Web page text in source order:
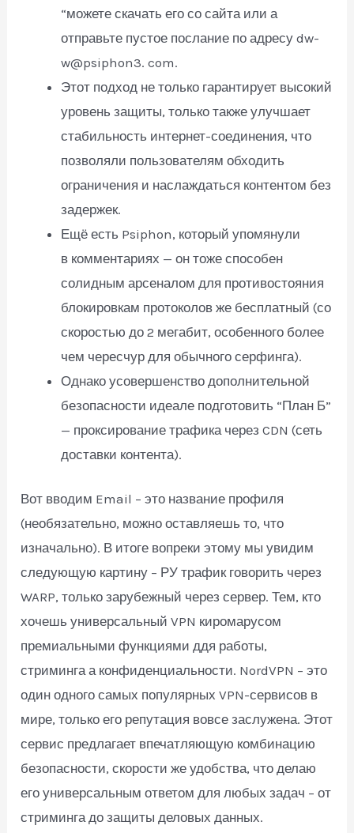
“можете скачать его со сайта или а
отправьте пустое послание по адресу dw-
w@psiphon3. com.
Этот подход не только гарантирует высокий
уровень защиты, только также улучшает
стабильность интернет-соединения, что
позволяли пользователям обходить
ограничения и наслаждаться контентом без
задержек.
Ещё есть Psiphon, который упомянули
в комментариях — он тоже способен
солидным арсеналом для противостояния
блокировкам протоколов же бесплатный (со
скоростью до 2 мегабит, особенного более
чем чересчур для обычного серфинга).
Однако усовершенство дополнительной
безопасности идеале подготовить “План Б”
— проксирование трафика через CDN (сеть
доставки контента).
Вот вводим Email – это название профиля
(необязательно, можно оставляешь то, что
изначально). В итоге вопреки этому мы увидим
следующую картину – РУ трафик говорить через
WARP, только зарубежный через сервер. Тем, кто
хочешь универсальный VPN киромарусом
премиальными функциями ддя работы,
стриминга а конфиденциальности. NordVPN – это
один одного самых популярных VPN-сервисов в
мире, только его репутация вовсе заслужена. Этот
сервис предлагает впечатляющую комбинацию
безопасности, скорости же удобства, что делаю
его универсальным ответом для любых задач – от
стриминга до защиты деловых данных.